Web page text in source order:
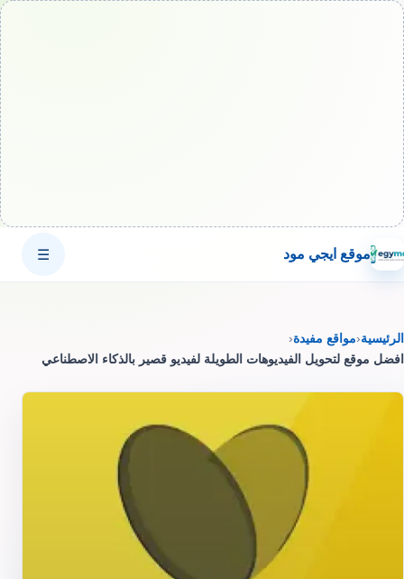
موقع ايجي مود ☰
الرئيسية‹مواقع مفيدة‹
افضل موقع لتحويل الفيديوهات الطويلة لفيديو قصير بالذكاء الاصطناعي